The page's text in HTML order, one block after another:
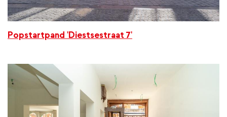
Popstartpand 'Diestsestraat 7'